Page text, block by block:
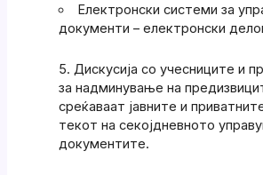
Електронски системи за
документи – електронски
Дискусија со учесниците и
за надминување на
среќаваат јавните и
текот на секојдневното
документите.